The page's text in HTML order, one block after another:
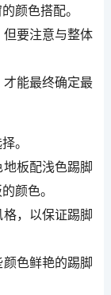
颜色搭配。
要注意与整体
能最终确定最
。
板配浅色踢脚
颜色。
，以保证踢脚
色鲜艳的踢脚